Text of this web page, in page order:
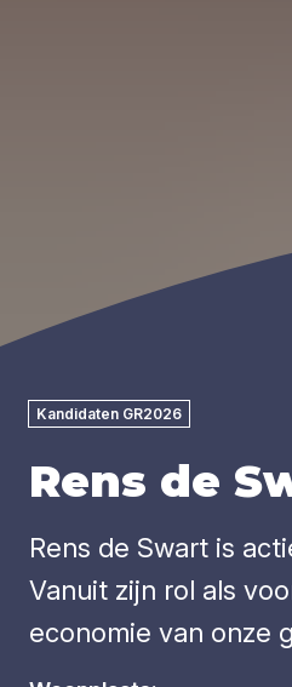
Kandidaten GR2026
Rens de
Rens de Swart is
Vanuit zijn rol als
economie van onze